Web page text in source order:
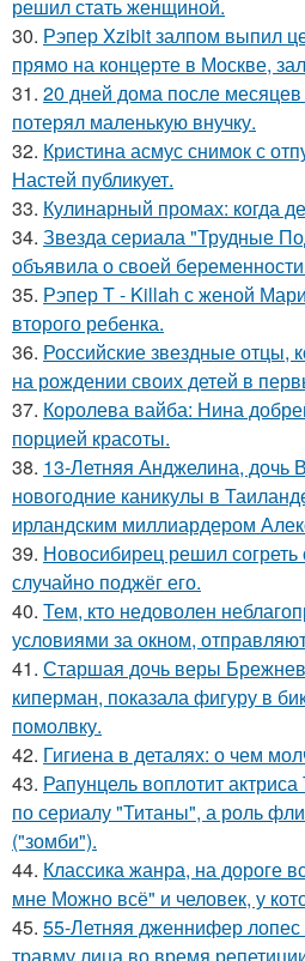
решил стать женщиной.
30. Рэпер Xzibit залпом выпил
прямо на концерте в Москве,
31. 20 дней дома после
потерял маленькую внучку.
32. Кристина асмус снимок с
Настей публикует.
33. Кулинарный промах: когда
34. Звезда сериала "Трудные
объявила о своей
35. Рэпер T - Killah с женой
второго ребенка.
36. Российские звездные отцы,
на рождении своих детей в
37. Королева вайба: Нина
порцией красоты.
38. 13-Летняя Анджелина, дочь
новогодние каникулы в
ирландским миллиардером
39. Новосибирец решил согреть
случайно поджёг его.
40. Тем, кто недоволен
условиями за окном,
41. Старшая дочь веры
киперман, показала фигуру в
помолвку.
42. Гигиена в деталях: о чем
43. Рапунцель воплотит
по сериалу "Титаны", а роль
("зомби").
44. Классика жанра, на дороге
мне Можно всё" и человек, у
45. 55-Летняя дженнифер